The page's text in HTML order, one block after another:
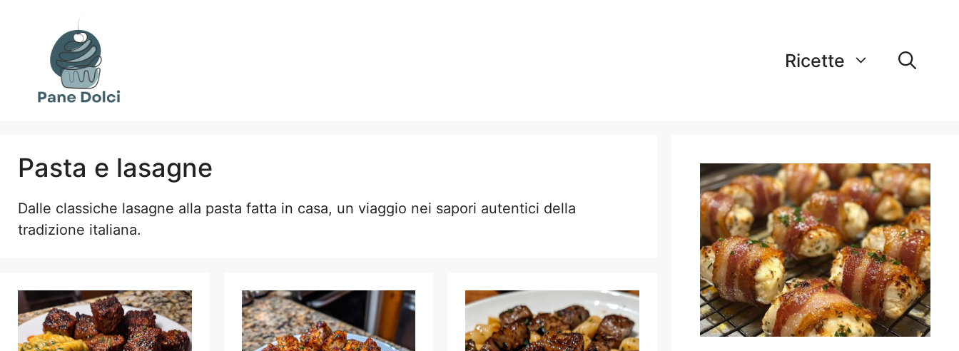
contenuto
Ricette
Pasta e lasagne
Dalle classiche lasagne alla pasta fatta in casa, un viaggio nei sapori autentici della
tradizione italiana.